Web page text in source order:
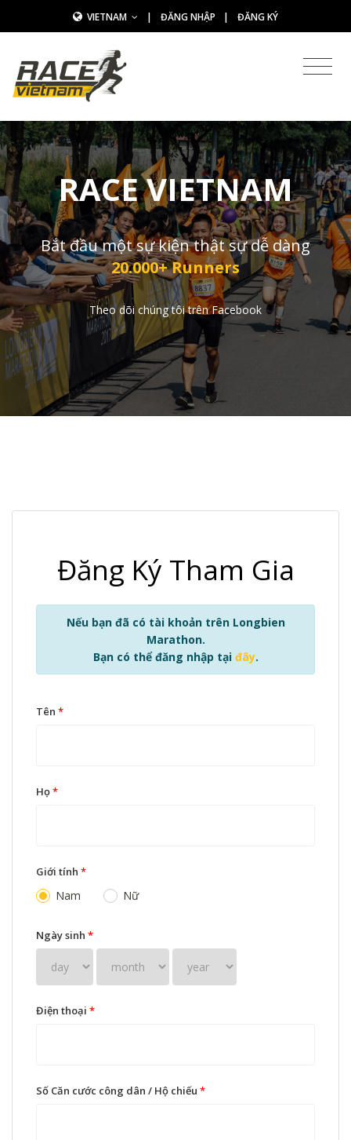
VIETNAM | ĐĂNG NHẬP | ĐĂNG KÝ
RACE VIETNAM
Bắt đầu một sự kiện thật sự dễ dàng
20.000+ Runners
Theo dõi chúng tôi trên Facebook
Đăng Ký Tham Gia
Nếu bạn đã có tài khoản trên Longbien
Marathon.
Bạn có thể đăng nhập tại đây.
Tên *
Họ*
Giới tính *
Nam Nữ
Ngày sinh *
Điện thoại *
Số Căn cước công dân / Hộ chiếu *